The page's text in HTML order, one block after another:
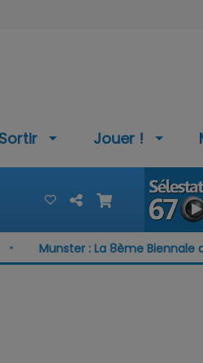
Sortir Jouer !
Munster : La 8ème Biennale